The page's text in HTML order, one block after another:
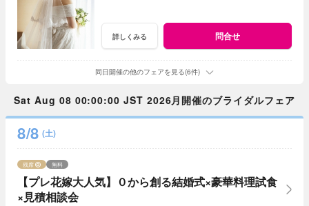
詳しくみる 問合せ
同日開催の他のフェアを見る(6件)
Sat Aug 08 00:00:00 JST 2026月開催のブライダルフェア
8/8 (土)
【プレ花嫁大人気】０から創る結婚式×豪華料理試食
×見積相談会
残席 無料